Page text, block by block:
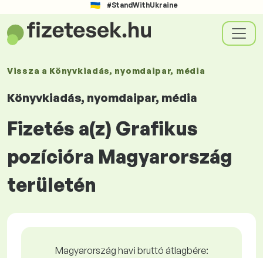
#StandWithUkraine
Vissza a Könyvkiadás, nyomdaipar, média
Könyvkiadás, nyomdaipar, média
Fizetés a(z) Grafikus
pozícióra Magyarország
területén
Magyarország havi bruttó átlagbére: